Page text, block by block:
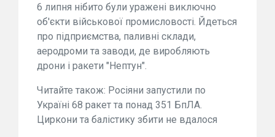
6 липня нібито були уражені виключно
об'єкти військової промисловості. Йдеться
про підприємства, паливні склади,
аеродроми та заводи, де виробляють
дрони і ракети "Нептун".
Читайте також: Росіяни запустили по
Україні 68 ракет та понад 351 БпЛА.
Циркони та балістику збити не вдалося